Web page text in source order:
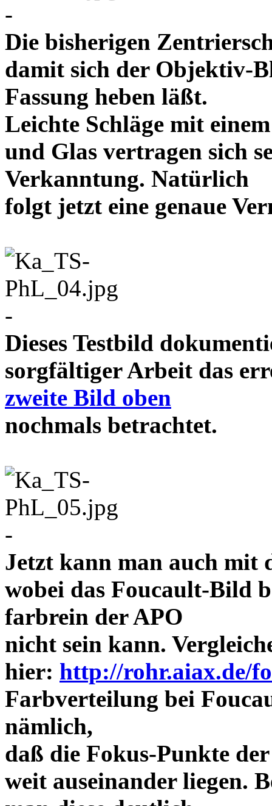
-
Die bisherigen
damit sich der Objektiv-
Fassung heben läßt.
Leichte Schläge mit
und Glas vertragen sich
Verkanntung. Natürlich
folgt jetzt eine genaue
-
Dieses Testbild
sorgfältiger Arbeit das
zweite Bild oben
nochmals
-
Jetzt kann man auch mit
wobei das Foucault-Bild
farbrein der APO
nicht sein kann.
hier: http://rohr.aiax.de/
Farbverteilung bei
nämlich,
daß die Fokus-Punkte
weit auseinander liegen.